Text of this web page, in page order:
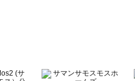
ティーズブルー）のサロペット一覧